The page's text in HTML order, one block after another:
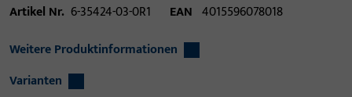
Artikel Nr. 6-35424-03-0R1 EAN 4015596078018
Weitere Produktinformationen
Varianten